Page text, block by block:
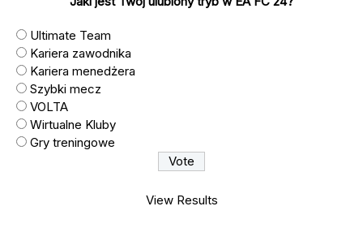
Ultimate Team
Kariera zawodnika
Kariera menedżera
Szybki mecz
VOLTA
Wirtualne Kluby
Gry treningowe
View Results